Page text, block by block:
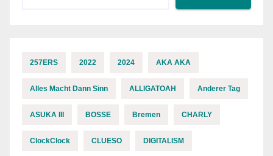
257ERS 2022 2024 AKA AKA
Alles Macht Dann Sinn ALLIGATOAH Anderer Tag
ASUKA III BOSSE Bremen CHARLY
ClockClock CLUESO DIGITALISM